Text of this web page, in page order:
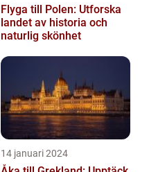
Flyga till Polen: Utforska
landet av historia och
naturlig skönhet
14 januari 2024